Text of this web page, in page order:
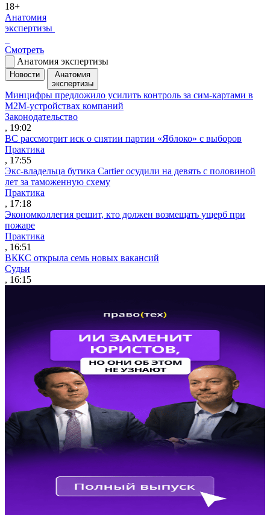
18+
Анатомия
экспертизы
Смотреть
Анатомия экспертизы
Новости
Анатомия
экспертизы
Минцифры предложило усилить контроль за сим-картами в
M2M-устройствах компаний
Законодательство
, 19:02
ВС рассмотрит иск о снятии партии «Яблоко» с выборов
Практика
, 17:55
Экс-владельца бутика Cartier осудили на девять с половиной
лет за таможенную схему
Практика
, 17:18
Экономколлегия решит, кто должен возмещать ущерб при
пожаре
Практика
, 16:51
ВККС открыла семь новых вакансий
Судьи
, 16:15